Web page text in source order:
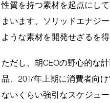
性質を持つ素材を起点にし
まいます。ソリッドエナジ
ような素材を開発せざるを得
ただし、胡CEOの野心的な
品、2017年上期に消費者向
ないくらい強引なスケジュ